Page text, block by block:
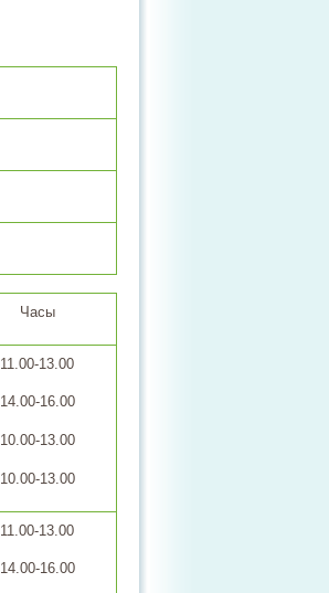
Часы
11.00-13.00
14.00-16.00
10.00-13.00
10.00-13.00
11.00-13.00
14.00-16.00